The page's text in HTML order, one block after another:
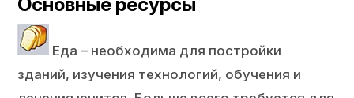
Еда – необходима для постройки
зданий, изучения технологий, обучения и